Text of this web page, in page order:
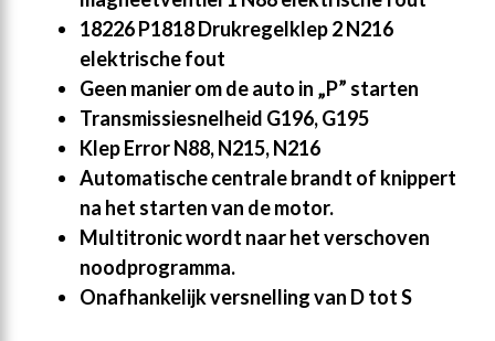
18226 P1818 Drukregelklep 2 N216
elektrische fout
Geen manier om de auto in „P” starten
Transmissiesnelheid G196, G195
Klep Error N88, N215, N216
Automatische centrale brandt of knippert
na het starten van de motor.
Multitronic wordt naar het verschoven
noodprogramma.
Onafhankelijk versnelling van D tot S